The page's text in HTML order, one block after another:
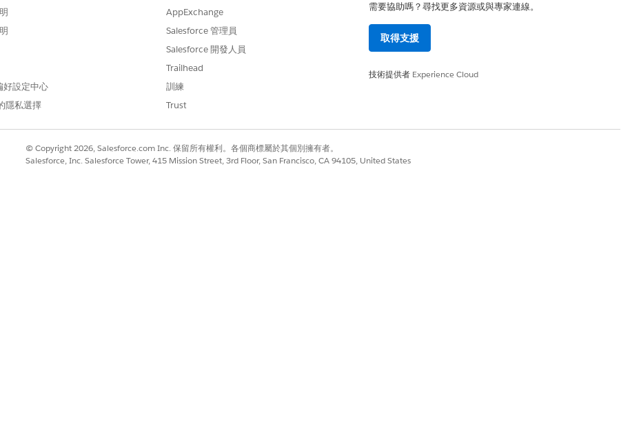
與
Data 360組織:Data Cloud 管理員
中搜尋並瀏覽至「 工作人員強制資料庫」。
類型」,然後填入「識別欄位和內容欄位」區段。
好設定中心
隱私選擇
AppExchange
Salesforce 管理員
Salesforce 開發人員
Trailhead
訓練
Trust
需要協助嗎？尋找更多資源或與專家連線。
取得支援
技術提供者 Experience Cloud
© Copyright 2026, Salesforce.com Inc. 保留所有權利。各個商標屬於其個別擁有者。
Salesforce, Inc. Salesforce Tower, 415 Mission Street, 3rd Floor, San Francisco, CA 94105, United States